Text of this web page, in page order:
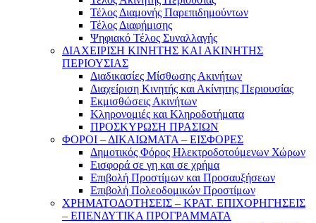
Τέλος Διαμονής Παρεπιδημούντων
Τέλος Διαφήμισης
Ψηφιακό Τέλος Συναλλαγής
ΔΙΑΧΕΙΡΙΣΗ ΚΙΝΗΤΗΣ ΚΑΙ ΑΚΙΝΗΤΗΣ
ΠΕΡΙΟΥΣΙΑΣ
Διαδικασίες Μίσθωσης Ακινήτων
Διαχείριση Κινητής και Ακίνητης Περιουσίας
Εκμισθώσεις Ακινήτων
Κληρονομιές και Κληροδοτήματα
ΠΡΟΣΚΥΡΩΣΗ ΠΡΑΣΙΩΝ
ΦΟΡΟΙ – ΔΙΚΑΙΩΜΑΤΑ – ΕΙΣΦΟΡΕΣ
Δημοτικός Φόρος Ηλεκτροδοτούμενων Χώρων
Εισφορά σε γη και σε χρήμα
Επιβολή Προστίμων και Προσαυξήσεων
Επιβολή Πολεοδομικών Προστίμων
ΧΡΗΜΑΤΟΔΟΤΗΣΕΙΣ – ΚΡΑΤ. ΕΠΙΧΟΡΗΓΗΣΕΙΣ
– ΕΠΕΝΔΥΤΙΚΑ ΠΡΟΓΡΑΜΜΑΤΑ